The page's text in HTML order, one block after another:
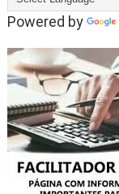
Powered by